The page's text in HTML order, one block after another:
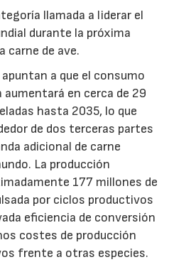
llamada a liderar el
durante la próxima
carne de ave.
a que el consumo
aumentará en cerca de 29
hasta 2035, lo que
de dos terceras partes
adicional de carne
La producción
177 millones de
por ciclos productivos
eficiencia de conversión
costes de producción
frente a otras especies.